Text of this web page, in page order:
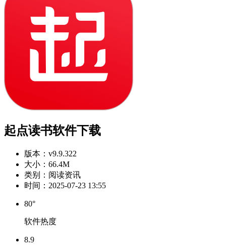
起点读书软件下载
版本： v9.9.322
大小： 66.4M
类别： 阅读资讯
时间： 2025-07-23 13:55
80°
软件热度
8.9